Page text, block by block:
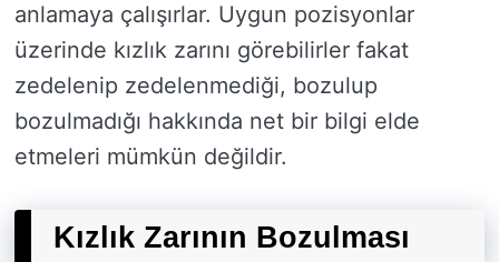
anlamaya çalışırlar. Uygun pozisyonlar
üzerinde kızlık zarını görebilirler fakat
zedelenip zedelenmediği, bozulup
bozulmadığı hakkında net bir bilgi elde
etmeleri mümkün değildir.
Kızlık Zarının Bozulması